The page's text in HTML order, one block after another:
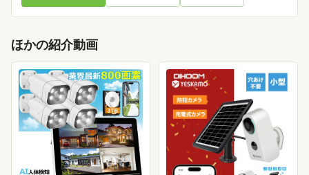
ほかの紹介動画